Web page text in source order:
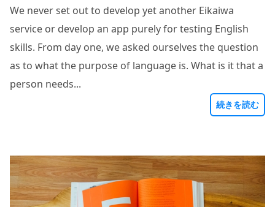
We never set out to develop yet another Eikaiwa
service or develop an app purely for testing English
skills. From day one, we asked ourselves the question
as to what the purpose of language is. What is it that a
person needs...
続きを読む